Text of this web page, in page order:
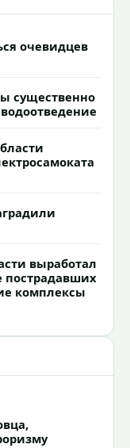
очевидцев
существенно
выработал
пострадавших
комплексы